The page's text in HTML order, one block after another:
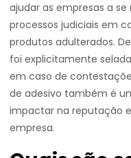
ajudar as empresas a
processos judiciais em
produtos adulterados.
foi explicitamente
em caso de
de adesivo também é
impactar na reputação
empresa.